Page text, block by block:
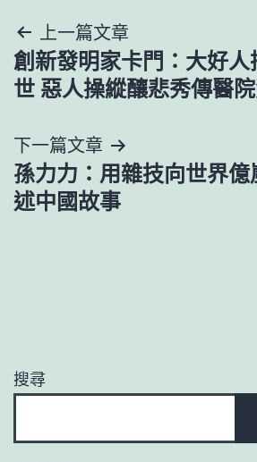
文
章
覽
上一篇文章
創新發明家卡門：大好
世 惡人操縱釀悲秀傳醫
下一篇文章
孫力力：用雜技向世界
述中國故事
搜尋